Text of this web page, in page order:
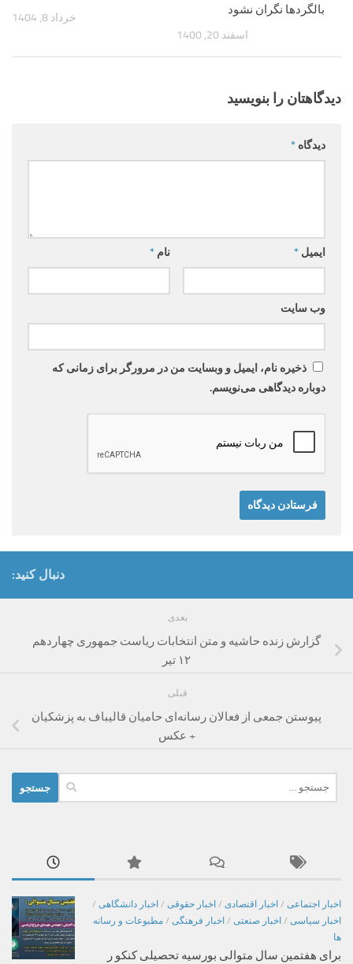
خرداد 8, 1404
بالگردها نگران نشود
اسفند 20, 1400
دیدگاهتان را بنویسید
دیدگاه *
نام * ایمیل *
وب‌ سایت
ذخیره نام، ایمیل و وبسایت من در مرورگر برای زمانی که
دوباره دیدگاهی می‌نویسم.
دنبال کنید:
بعدی
گزارش زنده حاشیه و متن انتخابات ریاست جمهوری چهاردهم
۱۲ تیر
قبلی
پیوستن جمعی از فعالان رسانه‌ای حامیان قالیباف به پزشکیان
+ عکس
برای:
اخبار اجتماعی / اخبار اقتصادی / اخبار حقوقی / اخبار دانشگاهی /
اخبار سیاسی / اخبار صنعتی / اخبار فرهنگی / مطبوعات و رسانه
ها
برای هفتمین سال متوالی بورسیه تحصیلی کنکو ر